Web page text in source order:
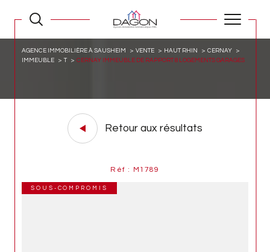
AGENCE IMMOBILIÈRE À SAUSHEIM VENTE HAUT RHIN
CERNAY
IMMEUBLE
T CERNAY IMMEUBLE DE RAPPORT 8 LOGEMENTS GARAGES
Retour aux résultats
Réf : M1789
SOUS-COMPROMIS